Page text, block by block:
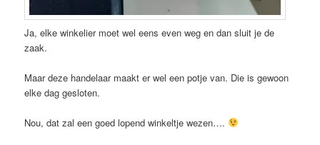
Ja, elke winkelier moet wel eens even weg en dan sluit je de
zaak.
Maar deze handelaar maakt er wel een potje van. Die is gewoon
elke dag gesloten.
Nou, dat zal een goed lopend winkeltje wezen….